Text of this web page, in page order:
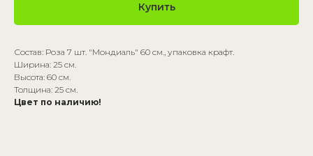
Купить
Состав: Роза 7 шт. "Мондиаль" 60 см., упаковка крафт.
Ширина: 25 см.
Высота: 60 см.
Толщина: 25 см.
Цвет по наличию!